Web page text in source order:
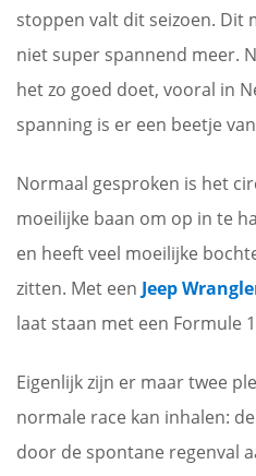
stoppen valt dit seizoen. Dit
niet super spannend meer.
het zo goed doet, vooral in
spanning is er een beetje
Normaal gesproken is het
moeilijke baan om op in te
en heeft veel moeilijke
zitten. Met een Jeep
laat staan met een Formule
Eigenlijk zijn er maar twee
normale race kan inhalen:
door de spontane regenval